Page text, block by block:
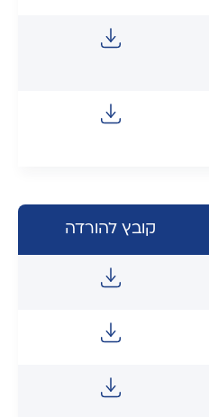
קובץ להורדה